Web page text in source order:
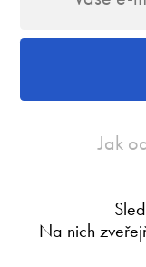
Jak
Na nich